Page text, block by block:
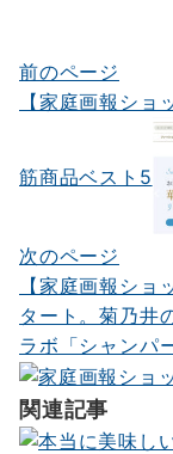
投
稿
ー
シ
ョ
ン
前のページ
【家庭画報シ
筋商品ベスト5
次のページ
【家庭画報シ
タート。菊乃井
ラボ「シャンパ
関連記事